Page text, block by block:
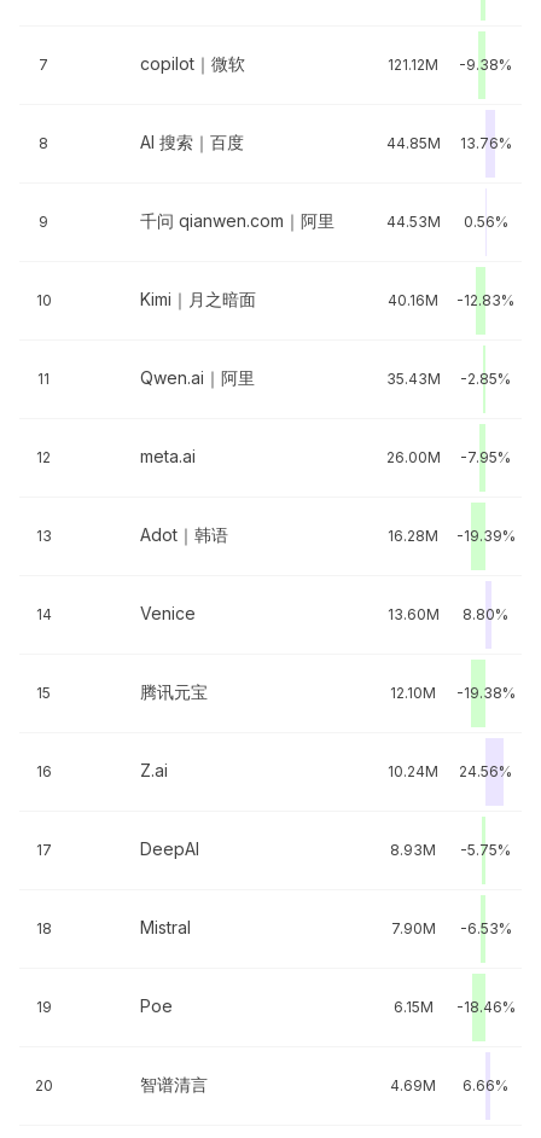
7 copilot｜微软 121.12M -9.38%
8 AI 搜索｜百度 44.85M 13.76%
9 千问 qianwen.com｜阿里 44.53M 0.56%
10 Kimi｜月之暗面 40.16M -12.83%
11 Qwen.ai｜阿里 35.43M -2.85%
12 meta.ai 26.00M -7.95%
13 Adot｜韩语 16.28M -19.39%
14 Venice 13.60M 8.80%
15 腾讯元宝 12.10M -19.38%
16 Z.ai 10.24M 24.56%
17 DeepAI 8.93M -5.75%
18 Mistral 7.90M -6.53%
19 Poe 6.15M -18.46%
20 智谱清言 4.69M 6.66%